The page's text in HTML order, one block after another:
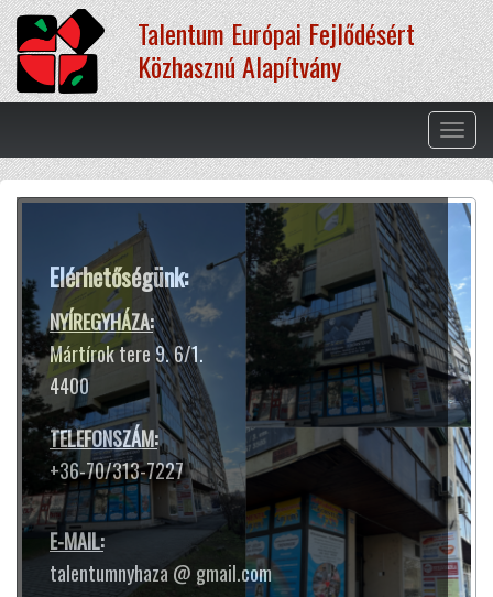
Ugrás
a
tartalomra
Talentum Európai Fejlődésért
Közhasznú Alapítvány
Elérhetőségünk:
NYÍREGYHÁZA:
Mártírok tere 9. 6/1.
4400
TELEFONSZÁM:
+36-70/313-7227
E-MAIL:
talentumnyhaza @ gmail.com
Terápiás módszereink
A hangtál harangokhoz hasonló
hangja és rezgése segít ellazulni,
kiszakadni a rohanó hétköznapok
sokszor gondterhelt mókuskerekéből.
Jótékony hatással van az idegrendszerre,
harmóniát teremt lelkünkben
és testünkben.